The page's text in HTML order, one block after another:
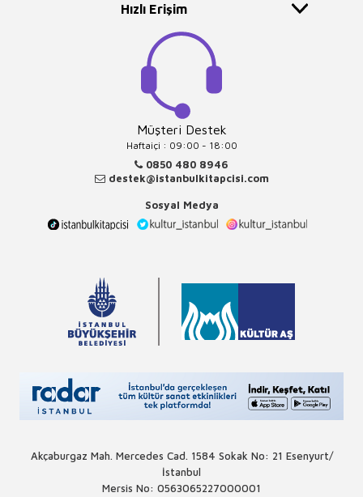
Hızlı Erişim
Müşteri Destek
Haftaiçi : 09:00 - 18:00
0850 480 8946
destek@istanbulkitapcisi.com
Sosyal Medya
Akçaburgaz Mah. Mercedes Cad. 1584 Sokak No: 21 Esenyurt/
İstanbul
Mersis No: 0563065227000001